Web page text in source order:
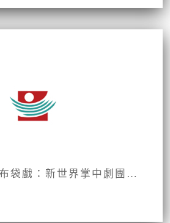
6.台灣（閩南）布袋戲：新世界掌中劇團第2集第11、12面